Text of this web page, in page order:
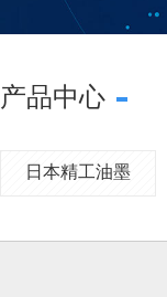
产品中心
日本精工油墨